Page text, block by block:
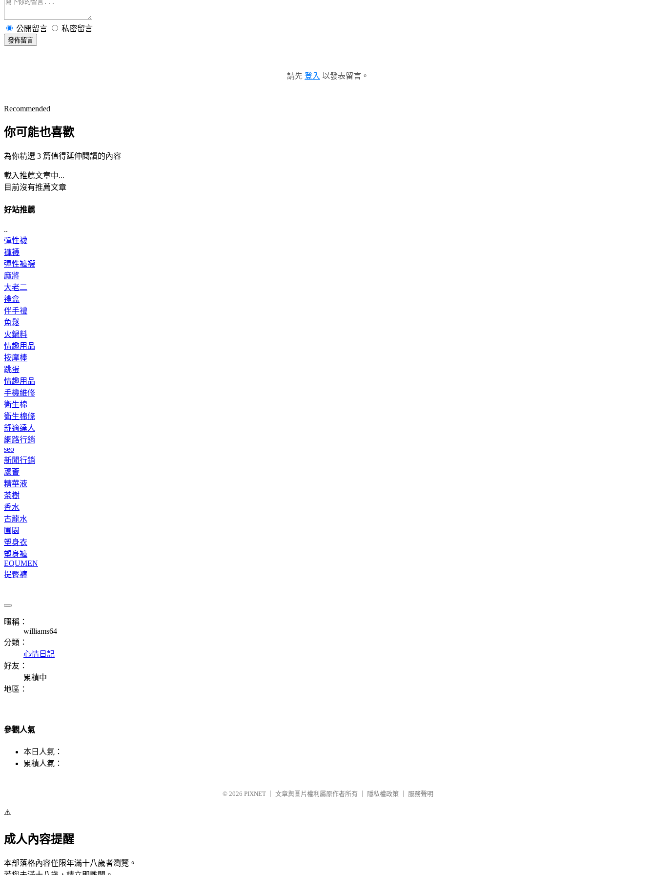
公開留言 私密留言
發佈留言
請先 登入 以發表留言。
Recommended
你可能也喜歡
為你精選 3 篇值得延伸閱讀的內容
載入推薦文章中...
目前沒有推薦文章
好站推薦
..
彈性襪
褲襪
彈性褲襪
麻將
大老二
禮盒
伴手禮
魚鬆
火鍋料
情趣用品
按摩棒
跳蛋
情趣用品
手機維修
衛生棉
衛生棉條
舒適達人
網路行銷
seo
新聞行銷
蘆薈
精華液
茶樹
香水
古龍水
圃園
塑身衣
塑身褲
EQUMEN
提臀褲
暱稱：
williams64
分類：
心情日記
好友：
累積中
地區：
參觀人氣
本日人氣：
累積人氣：
© 2026 PIXNET 文章與圖片權利屬原作者所有 隱私權政策 服務聲明
⚠️
成人內容提醒
本部落格內容僅限年滿十八歲者瀏覽。